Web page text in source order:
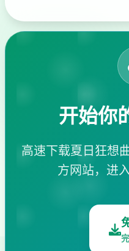
开始你
高速下载夏日狂想
方网站，进